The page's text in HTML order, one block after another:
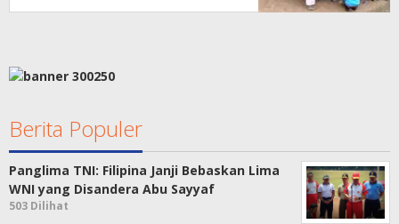
Berita Populer
Panglima TNI: Filipina Janji Bebaskan Lima
WNI yang Disandera Abu Sayyaf
503 Dilihat